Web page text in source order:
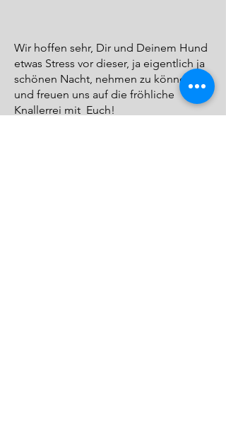
Wir hoffen sehr, Dir und Deinem Hund
etwas Stress vor dieser, ja eigentlich ja
schönen Nacht, nehmen zu können
und freuen uns auf die fröhliche
Knallerrei mit Euch!